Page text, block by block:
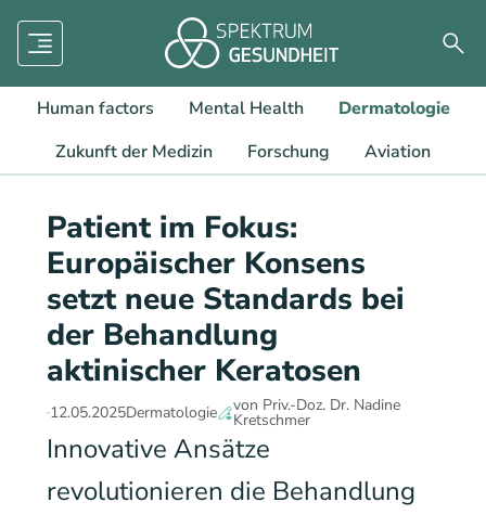
Menü
Human factors Mental Health
Dermatologie
Zukunft der Medizin
Forschung Aviation
Patient im Fokus:
Europäischer Konsens
setzt neue Standards bei
der Behandlung
aktinischer Keratosen
12.05.2025Dermatologie von Priv.-Doz. Dr. Nadine
Kretschmer
Innovative Ansätze
revolutionieren die Behandlung